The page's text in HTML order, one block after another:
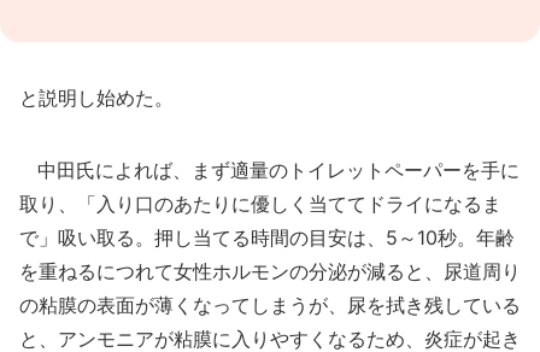
と説明し始めた。
中田氏によれば、まず適量のトイレットペーパーを手に
取り、「入り口のあたりに優しく当ててドライになるま
で」吸い取る。押し当てる時間の目安は、5～10秒。年齢
を重ねるにつれて女性ホルモンの分泌が減ると、尿道周り
の粘膜の表面が薄くなってしまうが、尿を拭き残している
と、アンモニアが粘膜に入りやすくなるため、炎症が起き